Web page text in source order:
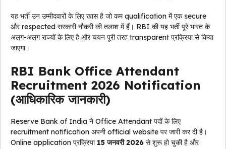
यह भर्ती उन उम्मीदवारों के लिए खास है जो कम qualification में एक secure
और respected सरकारी नौकरी की तलाश में हैं। RBI की यह भर्ती पूरे भारत के
अलग-अलग राज्यों के लिए है और चयन पूरी तरह transparent प्रक्रिया से किया
जाएगा।
RBI Bank Office Attendant
Recruitment 2026 Notification
(आधिकारिक जानकारी)
Reserve Bank of India ने Office Attendant पदों के लिए
recruitment notification अपनी official website पर जारी कर दी है।
Online application प्रक्रिया 15 जनवरी 2026 से शुरू हो चुकी है और